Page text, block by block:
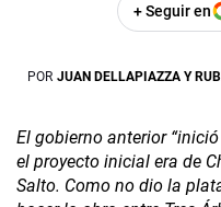
+ Seguir en
POR JUAN DELLAPIAZZA Y
El gobierno anterior
el proyecto inicial era de
Salto. Como no dio la